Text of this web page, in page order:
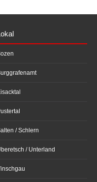
/ Schlern
/ Unterland